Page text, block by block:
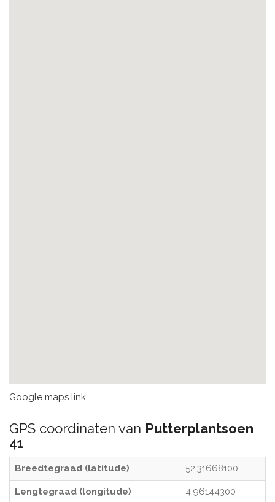
Google maps link
GPS coordinaten van Putterplantsoen
41
Breedtegraad (latitude) 52.31668100
Lengtegraad (longitude) 4.96144300